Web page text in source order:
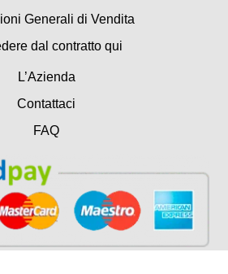
Generali di Vendita
dal contratto qui
L’Azienda
Contattaci
FAQ